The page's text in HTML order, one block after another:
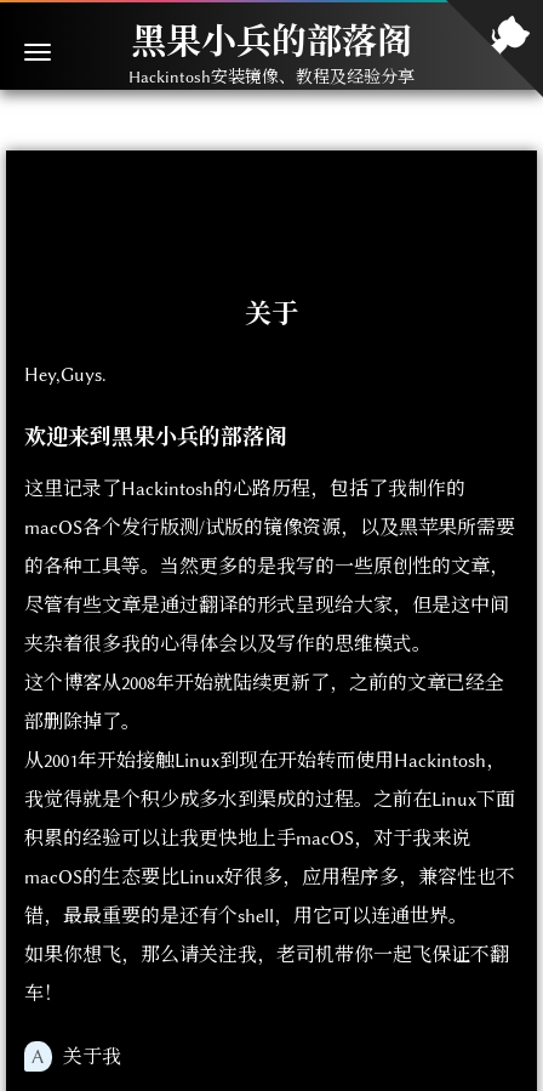
黑果小兵的部落阁
Hackintosh安装镜像、教程及经验分享
关于
Hey,Guys.
欢迎来到黑果小兵的部落阁
这里记录了Hackintosh的心路历程，包括了我制作的
macOS各个发行版测/试版的镜像资源，以及黑苹果所需要
的各种工具等。当然更多的是我写的一些原创性的文章，
尽管有些文章是通过翻译的形式呈现给大家，但是这中间
夹杂着很多我的心得体会以及写作的思维模式。
这个博客从2008年开始就陆续更新了，之前的文章已经全
部删除掉了。
从2001年开始接触Linux到现在开始转而使用Hackintosh，
我觉得就是个积少成多水到渠成的过程。之前在Linux下面
积累的经验可以让我更快地上手macOS，对于我来说
macOS的生态要比Linux好很多，应用程序多，兼容性也不
错，最最重要的是还有个shell，用它可以连通世界。
如果你想飞，那么请关注我，老司机带你一起飞保证不翻
车！
A 关于我